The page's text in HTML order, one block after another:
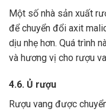
Một số nhà sản xuất
để chuyển đổi axit
dịu nhẹ hơn. Quá trình
và hương vị cho rượu
4.6. Ủ rượu
Rượu vang được